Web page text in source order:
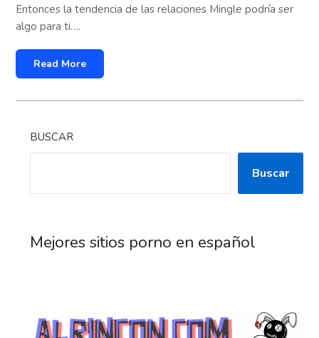
Entonces la tendencia de las relaciones Mingle podría ser
algo para ti….
Read More
BUSCAR
Buscar
Mejores sitios porno en español